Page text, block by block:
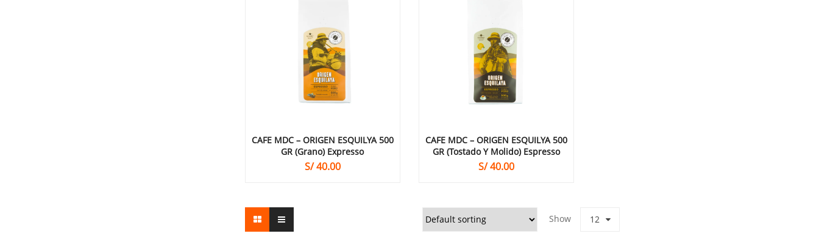
CAFE MDC – ORIGEN ESQUILYA 500
GR (grano) Expresso
S/40.00
CAFE MDC – ORIGEN ESQUILYA 500
GR (tostado Y Molido) Espresso
S/40.00
Show 12